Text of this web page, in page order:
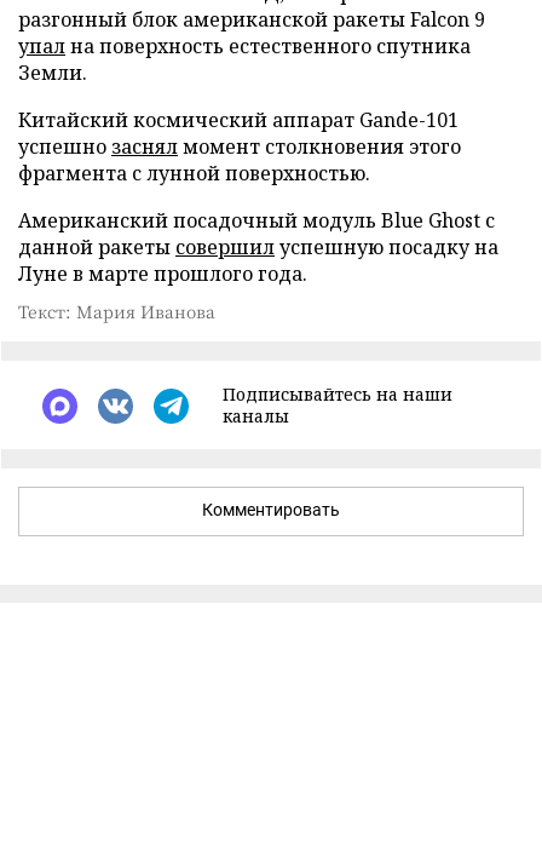
разгонный блок американской ракеты Falcon 9
упална поверхность естественного спутника
Земли.
Китайский космический аппарат Gande-101
успешно заснялмомент столкновения этого
фрагмента с лунной поверхностью.
Американский посадочный модуль Blue Ghost с
данной ракеты совершилуспешную посадку на
Луне в марте прошлого года.
Текст: Мария Иванова
Подписывайтесь на наши
каналы
Комментировать